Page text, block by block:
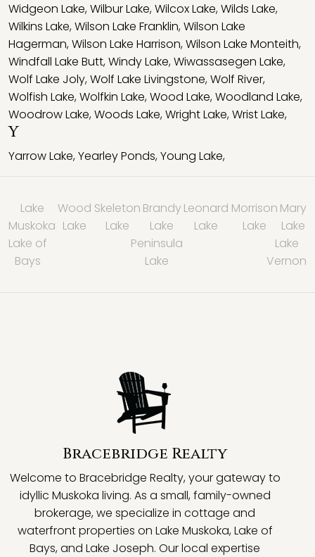
Widgeon Lake,Wilbur Lake,Wilcox Lake,Wilds Lake,
Wilkins Lake,Wilson Lake Franklin,Wilson Lake
Hagerman,Wilson Lake Harrison,Wilson Lake Monteith,
Windfall Lake Butt,Windy Lake,Wiwassasegen Lake,
Wolf Lake Joly,Wolf Lake Livingstone,Wolf River,
Wolfish Lake,Wolfkin Lake,Wood Lake,Woodland Lake,
Woodrow Lake,Woods Lake,Wright Lake,Wrist Lake,
Y
Yarrow Lake,Yearley Ponds,Young Lake,
Lake
Muskoka
Wood
Lake
Skeleton
Lake
Brandy
Lake
Leonard
Lake
Morrison
Lake
Mary
Lake
Lake of
Bays
Peninsula
Lake
Lake
Vernon
Bracebridge Realty
Welcome to Bracebridge Realty, your gateway to
idyllic Muskoka living. As a small, family-owned
brokerage, we specialize in cottage and
waterfront properties on Lake Muskoka, Lake of
Bays, and Lake Joseph. Our local expertise